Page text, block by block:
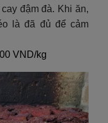
đậm đà. Khi ăn,
là đã đủ để cảm
VND/kg